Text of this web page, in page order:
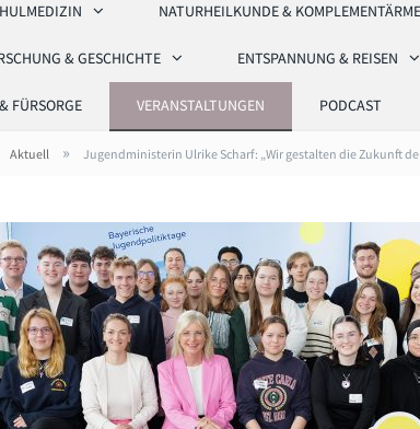
NATURHEILKUNDE &
& GESCHICHTE ENTSPANNUNG & REISEN
FÜRSORGE VERANSTALTUNGEN PODCAST
Aktuell » Jugendministerin Ulrike Scharf: „Wir gestalten die Zukunft